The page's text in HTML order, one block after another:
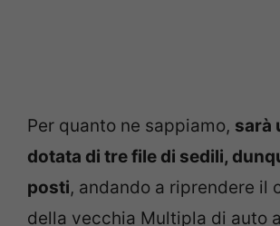
Per quanto ne sappiamo, sarà
dotata di tre file di sedili,
posti, andando a riprendere il
della vecchia Multipla di auto